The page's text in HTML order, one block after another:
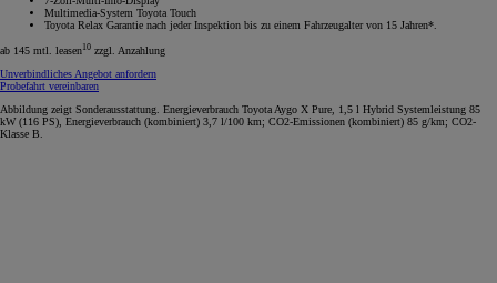
Multimedia-System Toyota Touch
Toyota Relax Garantie nach jeder Inspektion bis zu einem Fahrzeugalter von 15 Jahren*.
ab 145 mtl. leasen10 zzgl. Anzahlung
Unverbindliches Angebot anfordern
Probefahrt vereinbaren
Abbildung zeigt Sonderausstattung. Energieverbrauch Toyota Aygo X Pure, 1,5 l Hybrid Systemleistung 85
kW (116 PS), Energieverbrauch (kombiniert) 3,7 l/100 km; CO2-Emissionen (kombiniert) 85 g/km; CO2-
Klasse B.